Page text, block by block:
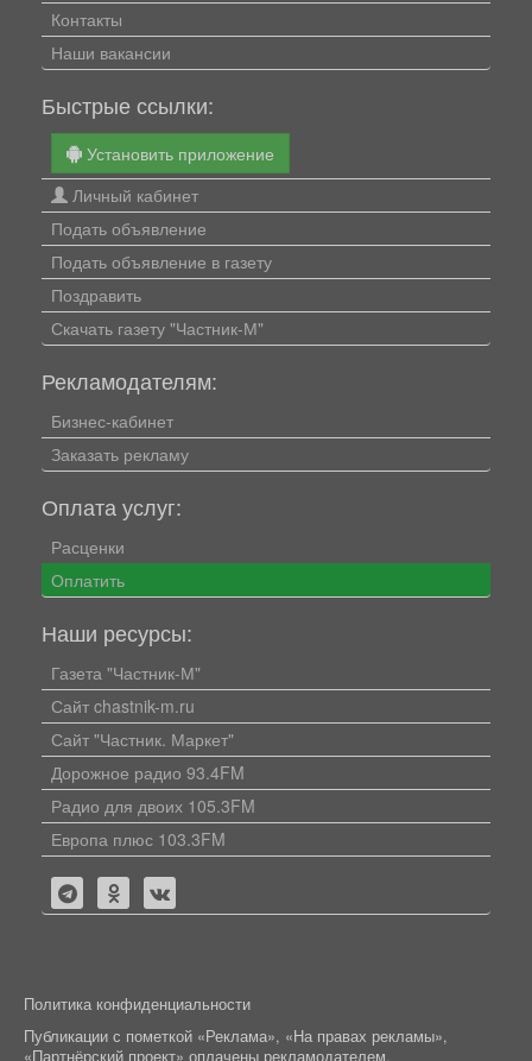
Контакты
Наши вакансии
Быстрые ссылки:
Установить приложение
Личный кабинет
Подать объявление
Подать объявление в газету
Поздравить
Скачать газету "Частник-М"
Рекламодателям:
Бизнес-кабинет
Заказать рекламу
Оплата услуг:
Расценки
Оплатить
Наши ресурсы:
Газета "Частник-М"
Сайт chastnik-m.ru
Сайт "Частник. Маркет"
Дорожное радио 93.4FM
Радио для двоих 105.3FM
Европа плюс 103.3FM
Политика конфиденциальности
Публикации с пометкой «Реклама», «На правах рекламы»,
«Партнёрский проект» оплачены рекламодателем.